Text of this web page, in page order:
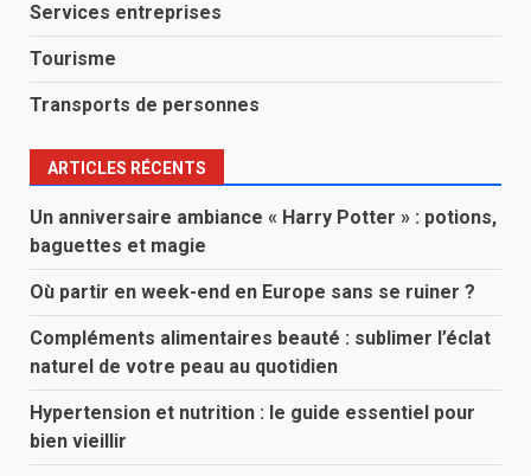
Services entreprises
Tourisme
Transports de personnes
ARTICLES RÉCENTS
Un anniversaire ambiance « Harry Potter » : potions,
baguettes et magie
Où partir en week-end en Europe sans se ruiner ?
Compléments alimentaires beauté : sublimer l’éclat
naturel de votre peau au quotidien
Hypertension et nutrition : le guide essentiel pour
bien vieillir